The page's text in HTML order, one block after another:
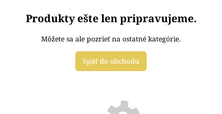
Produkty ešte len pripravujeme.
Môžete sa ale pozrieť na ostatné kategórie.
Späť do obchodu